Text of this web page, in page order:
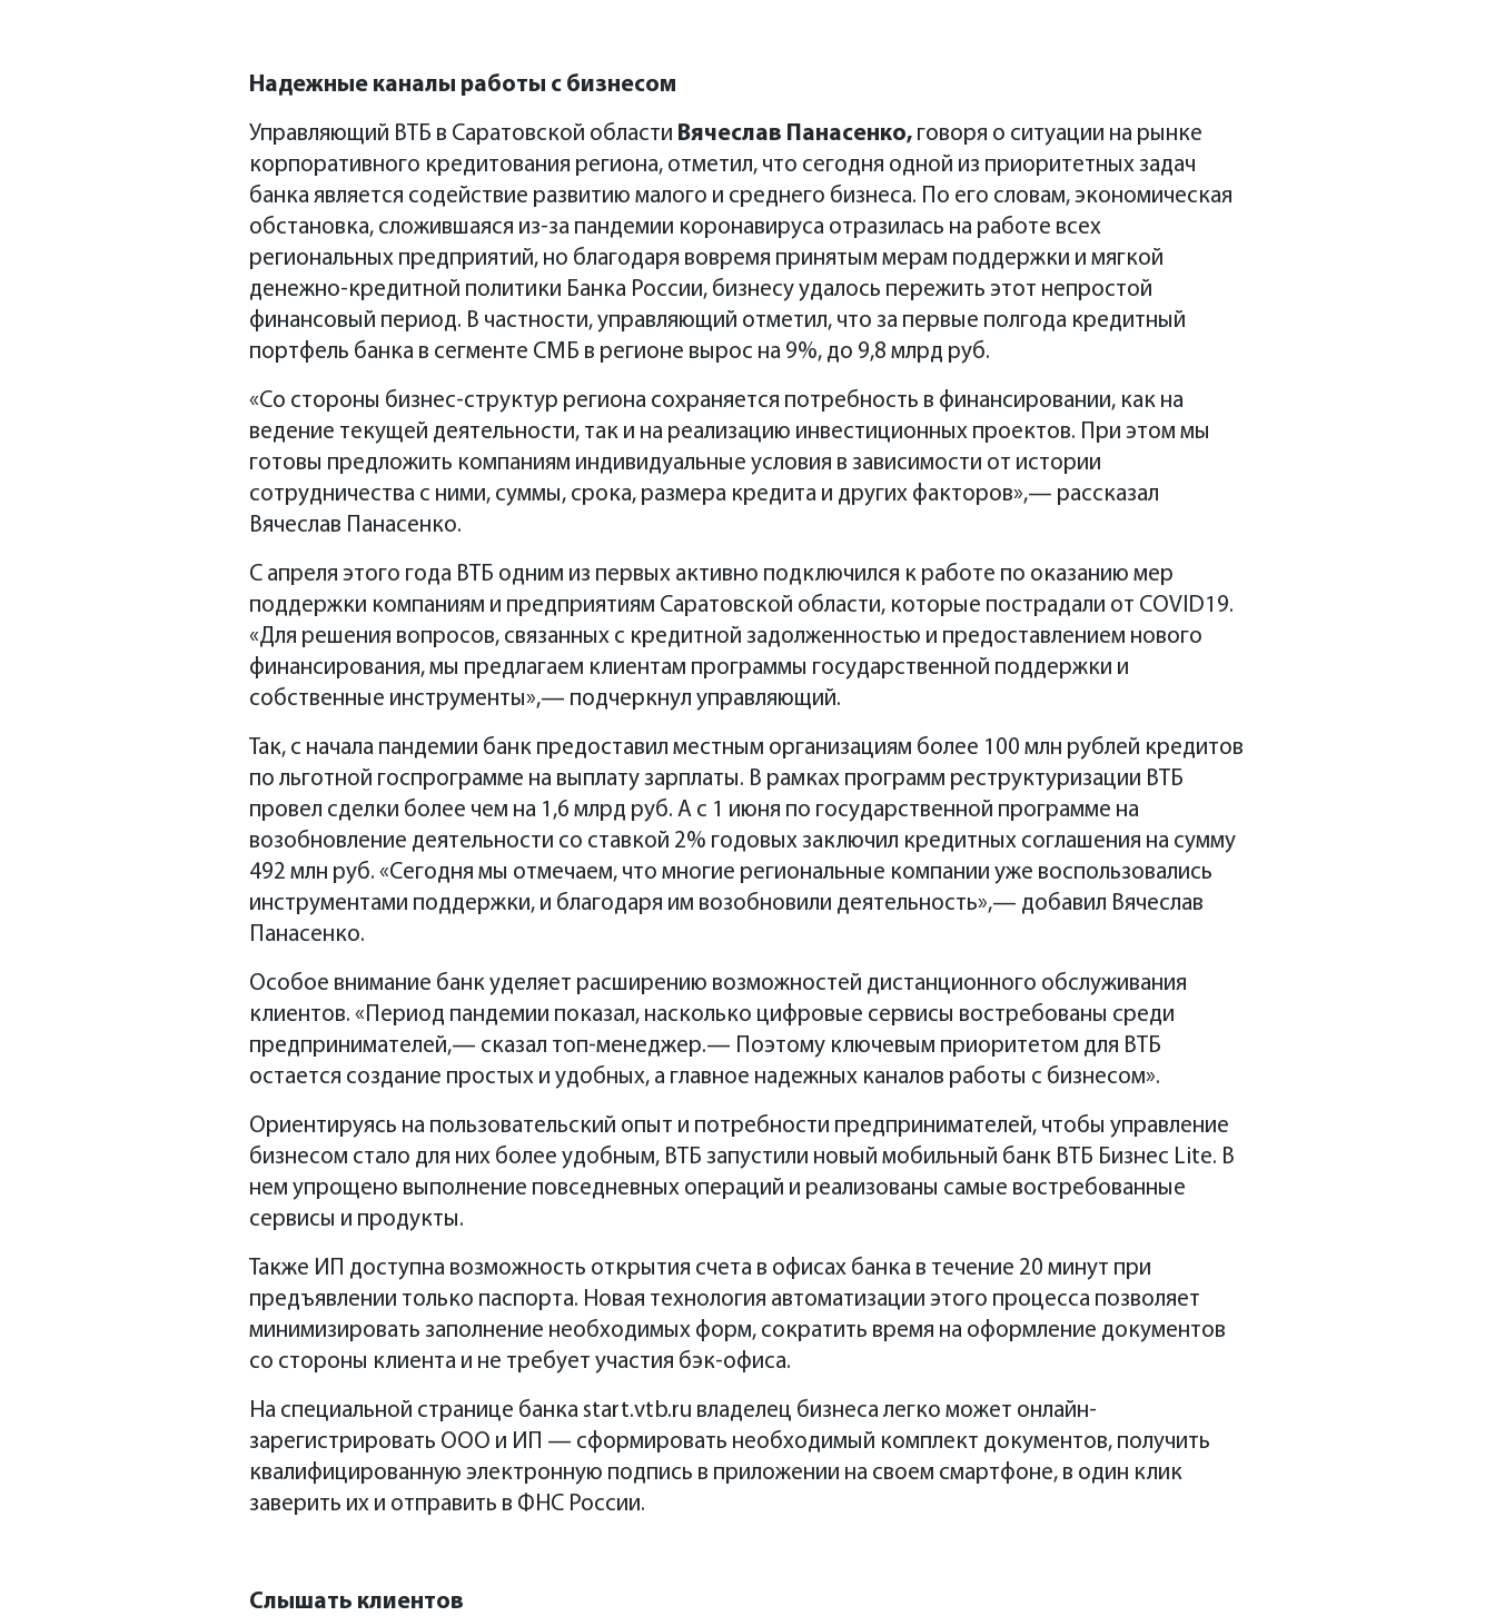
Надежные каналы работы с бизнесом
Управляющий ВТБ в Саратовской области Вячеслав Панасенко, говоря о ситуации на рынке
корпоративного кредитования региона, отметил, что сегодня одной из приоритетных задач
банка является содействие развитию малого и среднего бизнеса. По его словам, экономическая
обстановка, сложившаяся из-за пандемии коронавируса отразилась на работе всех
региональных предприятий, но благодаря вовремя принятым мерам поддержки и мягкой
денежно-кредитной политики Банка России, бизнесу удалось пережить этот непростой
финансовый период. В частности, управляющий отметил, что за первые полгода кредитный
портфель банка в сегменте СМБ в регионе вырос на 9%, до 9,8 млрд руб.
«Со стороны бизнес-структур региона сохраняется потребность в финансировании, как на
ведение текущей деятельности, так и на реализацию инвестиционных проектов. При этом мы
готовы предложить компаниям индивидуальные условия в зависимости от истории
сотрудничества с ними, суммы, срока, размера кредита и других факторов»,— рассказал
Вячеслав Панасенко.
С апреля этого года ВТБ одним из первых активно подключился к работе по оказанию мер
поддержки компаниям и предприятиям Саратовской области, которые пострадали от COVID19.
«Для решения вопросов, связанных с кредитной задолженностью и предоставлением нового
финансирования, мы предлагаем клиентам программы государственной поддержки и
собственные инструменты»,— подчеркнул управляющий.
Так, с начала пандемии банк предоставил местным организациям более 100 млн рублей кредитов
по льготной госпрограмме на выплату зарплаты. В рамках программ реструктуризации ВТБ
провел сделки более чем на 1,6 млрд руб. А с 1 июня по государственной программе на
возобновление деятельности со ставкой 2% годовых заключил кредитных соглашения на сумму
492 млн руб. «Сегодня мы отмечаем, что многие региональные компании уже воспользовались
инструментами поддержки, и благодаря им возобновили деятельность»,— добавил Вячеслав
Панасенко.
Особое внимание банк уделяет расширению возможностей дистанционного обслуживания
клиентов. «Период пандемии показал, насколько цифровые сервисы востребованы среди
предпринимателей,— сказал топ-менеджер.— Поэтому ключевым приоритетом для ВТБ
остается создание простых и удобных, а главное надежных каналов работы с бизнесом».
Ориентируясь на пользовательский опыт и потребности предпринимателей, чтобы управление
бизнесом стало для них более удобным, ВТБ запустили новый мобильный банк ВТБ Бизнес Lite. В
нем упрощено выполнение повседневных операций и реализованы самые востребованные
сервисы и продукты.
Также ИП доступна возможность открытия счета в офисах банка в течение 20 минут при
предъявлении только паспорта. Новая технология автоматизации этого процесса позволяет
минимизировать заполнение необходимых форм, сократить время на оформление документов
со стороны клиента и не требует участия бэк-офиса.
На специальной странице банка start.vtb.ru владелец бизнеса легко может онлайн-
зарегистрировать ООО и ИП — сформировать необходимый комплект документов, получить
квалифицированную электронную подпись в приложении на своем смартфоне, в один клик
заверить их и отправить в ФНС России.
Слышать клиентов